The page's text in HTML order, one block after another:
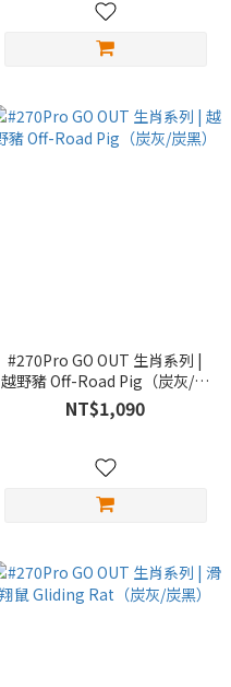
#270Pro GO OUT 生肖系列 |
越野豬 Off-Road Pig（炭灰/炭
黑）
NT$1,090